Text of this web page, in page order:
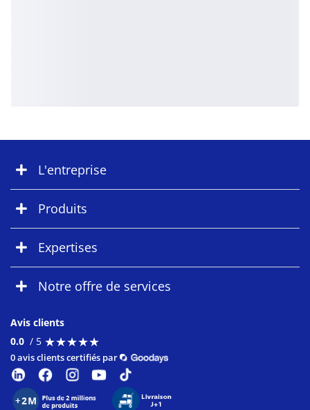
L'entreprise
Produits
Expertises
Notre offre de services
Avis clients
0.0 / 5 ★★★★★
★★★★★
0 avis clients certifiés par